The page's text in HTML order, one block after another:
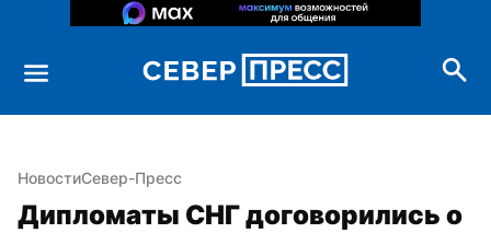
НовостиСевер-Пресс
Дипломаты СНГ договорились о